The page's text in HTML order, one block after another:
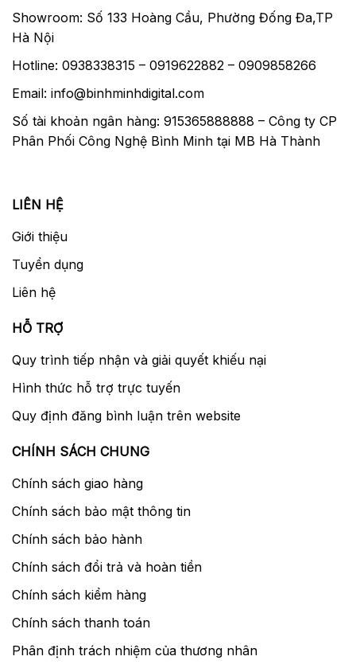
Việc xây dựng quang kết hợp năm yếu tố phi
cầu, bao gồm cả một AA đường kính lớn
ba ED (tán sắc cực thấp) để giúp giảm quang
sai màu sắc trong suốt dải zoom. Một lớp
phủ chống phản xạ đã được phun đều cho
tăng cường độ tương phản, độ nét cao, và
Khả năng chống rung
Sony Vario-Tessar T * FE 16-35 mm F4 ZA
OSSống kính tự hào được xây dựng trong
giúp đảm bảo cho hình ảnh rõ ràng, chụp
cầm tay sắc nét hơn, giúp khả năng hoạt
động linh hoạt hơn trong quá trình sử dụng.
Khả năng lấy nét trong
trong quá trình chụp, chỉ có các nhóm giữa
Showroom: Số 133 Hoàng Cầu, Phường Đống Đa,TP
Hà Nội
Hotline: 0938338315 – 0919622882 – 0909858266
Email: info@binhminhdigital.com
Số tài khoản ngân hàng: 915365888888 – Công ty CP
Phân Phối Công Nghệ Bình Minh tại MB Hà Thành
LIÊN HỆ
Giới thiệu
Tuyển dụng
Liên hệ
HỖ TRỢ
Quy trình tiếp nhận và giải quyết khiếu nại
Hình thức hỗ trợ trực tuyến
Quy định đăng bình luận trên website
CHÍNH SÁCH CHUNG
Chính sách giao hàng
Chính sách bảo mật thông tin
Chính sách bảo hành
Chính sách đổi trả và hoàn tiền
Chính sách kiểm hàng
Chính sách thanh toán
Phân định trách nhiệm của thương nhân